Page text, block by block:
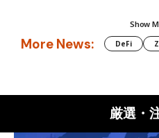
Show
More News: DeFi
厳選・